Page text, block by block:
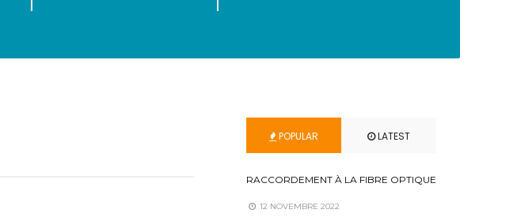
POPULAR LATEST
RACCORDEMENT À LA FIBRE OPTIQUE
12 NOVEMBRE 2022